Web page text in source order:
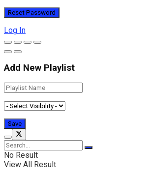
Log In
Add New Playlist
No Result
View All Result